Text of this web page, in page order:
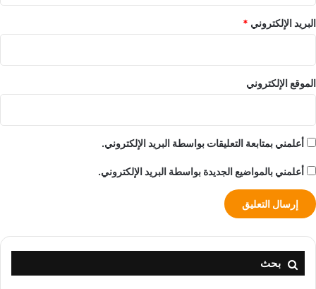
البريد الإلكتروني *
الموقع الإلكتروني
أعلمني بمتابعة التعليقات بواسطة البريد الإلكتروني.
أعلمني بالمواضيع الجديدة بواسطة البريد الإلكتروني.
بحث